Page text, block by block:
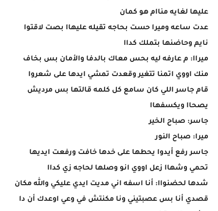
عليها لغايه مناام هو كمان
عدت ساعه وميرا حست بحاجه تقيله عليهاا بصت لاقتوا
نايم وحاضنها بتملك كداا
ميراا: م عارفه ليه بحس معاك بالدفا والأمان بس بخاف
منك اووي اتمنا تتغير وقعدت تمشي ايدها على شعروا
قام جاسر اللي كان سامع كل كلمه قالتها بس مرديش
يصحاا ويكسفهاا
جاسر: صباح الخير
ميرا: صباح النور
جاسر رفع أيدوا يحطها على خدها خافت ورفعت ايديها
تحمي وشهاا زعل اووي انو وصلها لحاجه زي كداا
شدها لحضنواا: أنا اسفه اني مديت ايدي عليكي والله مكان
قصدي أنا بس عصبتيني ونا مكنتش في وعي اوعدك أن دا